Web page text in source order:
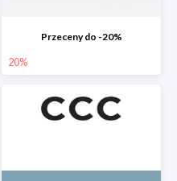
Przeceny do -20%
20%